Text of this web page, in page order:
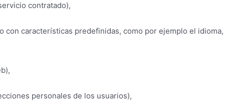
contratado),
con características predefinidas, como por ejemplo el
personales de los usuarios),